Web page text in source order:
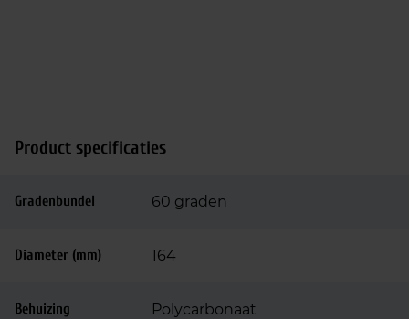
Product specificaties
Gradenbundel 60 graden
Diameter (mm) 164
Behuizing Polycarbonaat